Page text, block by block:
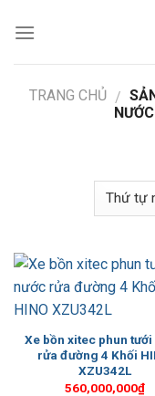
TRANG CHỦ /
Xe bồn xitec phun
rửa đường 4 Khối
XZU342L
560,000,000₫